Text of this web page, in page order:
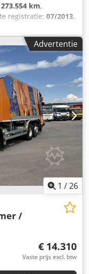
273.554 km,
registratie: 07/2013,
315 / 80 R 22.5 /
keuring (TÜV):
Euro 6,
2, totale lengte:
9.600
hoogte:34.000
/ 11mm, bedrijfsklaar
,
Advertentie
1 /26
/
€ 14.310
Vaste prijs excl. btw